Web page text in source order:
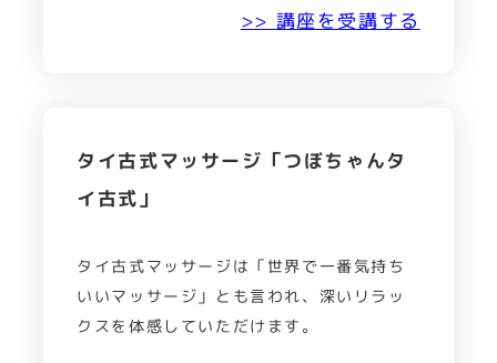
>> 講座を受講する
タイ古式マッサージ「つぼちゃんタ
イ古式」
タイ古式マッサージは「世界で一番気持ち
いいマッサージ」とも言われ、深いリラッ
クスを体感していただけます。